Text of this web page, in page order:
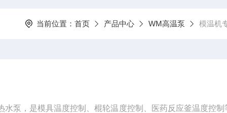
当前位置： 首页 产品中心 WM高温泵 模温机
水泵，是模具温度控制、棍轮温度控制、医药反应釜温度控制